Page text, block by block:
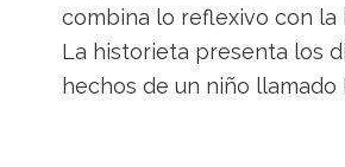
combina lo reflexivo con la
La historieta presenta los
hechos de un niño llamado